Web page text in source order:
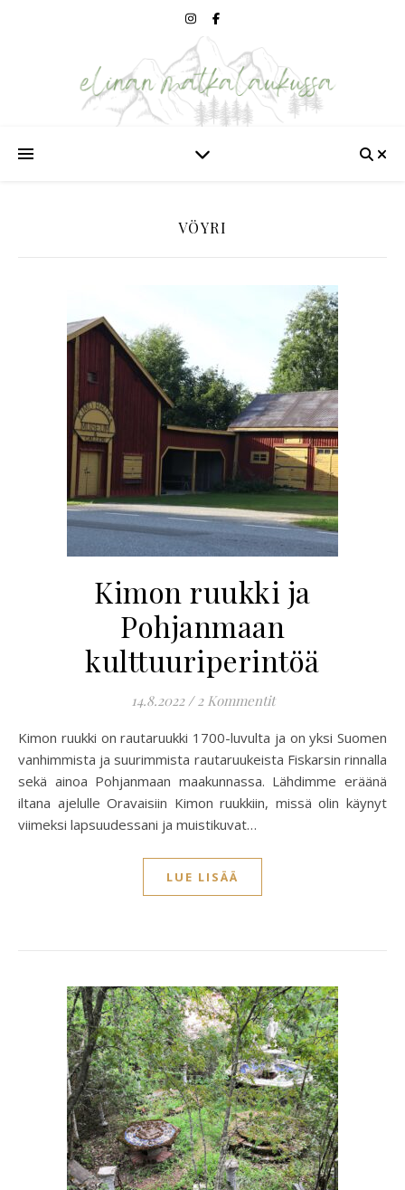
VÖYRI
Kimon ruukki ja
Pohjanmaan
kulttuuriperintöä
14.8.2022 / 2 Kommentit
Kimon ruukki on rautaruukki 1700-luvulta ja on yksi Suomen
vanhimmista ja suurimmista rautaruukeista Fiskarsin rinnalla
sekä ainoa Pohjanmaan maakunnassa. Lähdimme eräänä
iltana ajelulle Oravaisiin Kimon ruukkiin, missä olin käynyt
viimeksi lapsuudessani ja muistikuvat…
LUE LISÄÄ